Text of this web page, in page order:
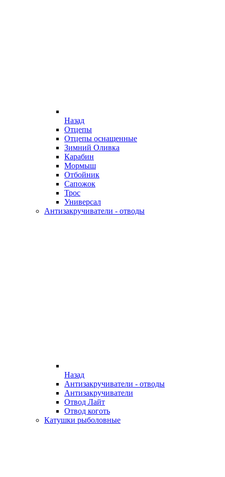
Назад
Отцепы
Отцепы оснащенные
Зимний Оливка
Карабин
Мормыш
Отбойник
Сапожок
Трос
Универсал
Антизакручиватели - отводы
Назад
Антизакручиватели - отводы
Антизакручиватели
Отвод Лайт
Отвод коготь
Катушки рыболовные